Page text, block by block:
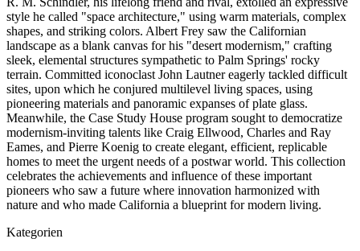
style he called "space architecture," using warm materials, complex
shapes, and striking colors. Albert Frey saw the Californian
landscape as a blank canvas for his "desert modernism," crafting
sleek, elemental structures sympathetic to Palm Springs' rocky
terrain. Committed iconoclast John Lautner eagerly tackled difficult
sites, upon which he conjured multilevel living spaces, using
pioneering materials and panoramic expanses of plate glass.
Meanwhile, the Case Study House program sought to democratize
modernism-inviting talents like Craig Ellwood, Charles and Ray
Eames, and Pierre Koenig to create elegant, efficient, replicable
homes to meet the urgent needs of a postwar world. This collection
celebrates the achievements and influence of these important
pioneers who saw a future where innovation harmonized with
nature and who made California a blueprint for modern living.
Kategorien